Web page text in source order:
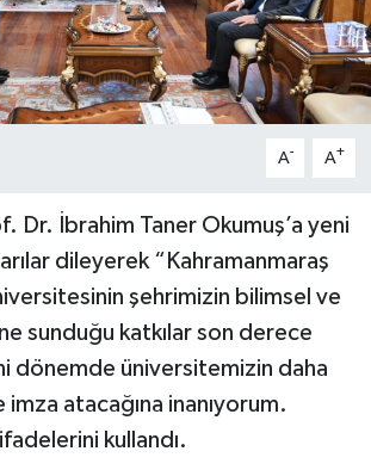
A- A+
Dr. İbrahim Taner Okumuş’a yeni
dileyerek “Kahramanmaraş
şehrimizin bilimsel ve
sunduğu katkılar son derece
dönemde üniversitemizin daha
atacağına inanıyorum.
kullandı.